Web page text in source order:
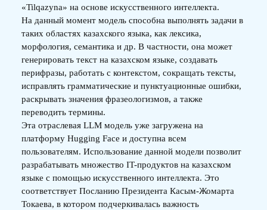
«Tilqazyna» на основе искусственного интеллекта.
На данный момент модель способна выполнять задачи в
таких областях казахского языка, как лексика,
морфология, семантика и др. В частности, она может
генерировать текст на казахском языке, создавать
перифразы, работать с контекстом, сокращать тексты,
исправлять грамматические и пунктуационные ошибки,
раскрывать значения фразеологизмов, а также
переводить термины.
Эта отраслевая LLM модель уже загружена на
платформу Hugging Face и доступна всем
пользователям. Использование данной модели позволит
разрабатывать множество IT-продуктов на казахском
языке с помощью искусственного интеллекта. Это
соответствует Посланию Президента Касым-Жомарта
Токаева, в котором подчеркивалась важность